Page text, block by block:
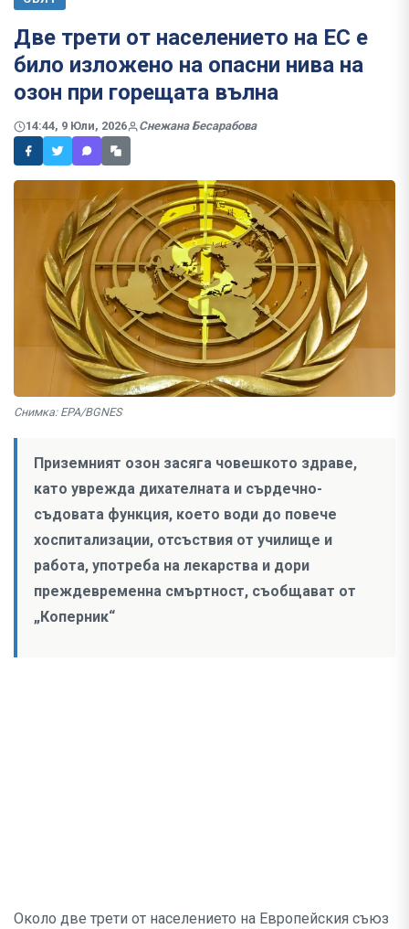
Две трети от населението на ЕС е
било изложено на опасни нива на
озон при горещата вълна
14:44, 9 Юли, 2026 Снежана Бесарабова
Снимка: EPA/BGNES
Приземният озон засяга човешкото здраве,
като уврежда дихателната и сърдечно-
съдовата функция, което води до повече
хоспитализации, отсъствия от училище и
работа, употреба на лекарства и дори
преждевременна смъртност, съобщават от
„Коперник“
Около две трети от населението на Европейския съюз